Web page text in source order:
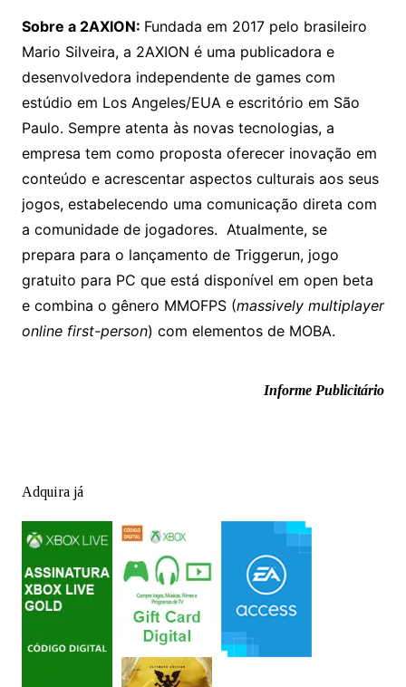
Sobre a 2AXION: Fundada em 2017 pelo brasileiro
Mario Silveira, a 2AXION é uma publicadora e
desenvolvedora independente de games com
estúdio em Los Angeles/EUA e escritório em São
Paulo. Sempre atenta às novas tecnologias, a
empresa tem como proposta oferecer inovação em
conteúdo e acrescentar aspectos culturais aos seus
jogos, estabelecendo uma comunicação direta com
a comunidade de jogadores. Atualmente, se
prepara para o lançamento de Triggerun, jogo
gratuito para PC que está disponível em open beta
e combina o gênero MMOFPS (massively multiplayer
online first-person) com elementos de MOBA.
Informe Publicitário
Adquira já